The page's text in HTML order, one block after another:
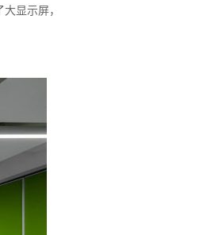
显示屏，